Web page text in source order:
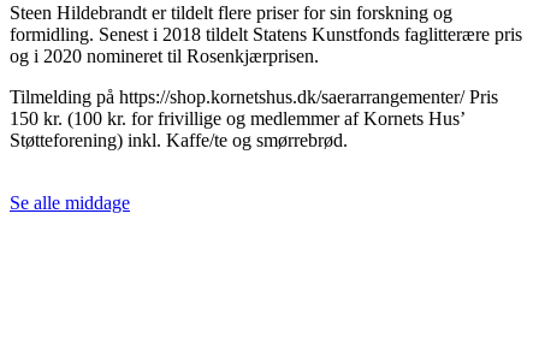
Steen Hildebrandt er tildelt flere priser for sin forskning og
formidling. Senest i 2018 tildelt Statens Kunstfonds faglitterære pris
og i 2020 nomineret til Rosenkjærprisen.
Tilmelding på https://shop.kornetshus.dk/saerarrangementer/ Pris
150 kr. (100 kr. for frivillige og medlemmer af Kornets Hus’
Støtteforening) inkl. Kaffe/te og smørrebrød.
Se alle middage